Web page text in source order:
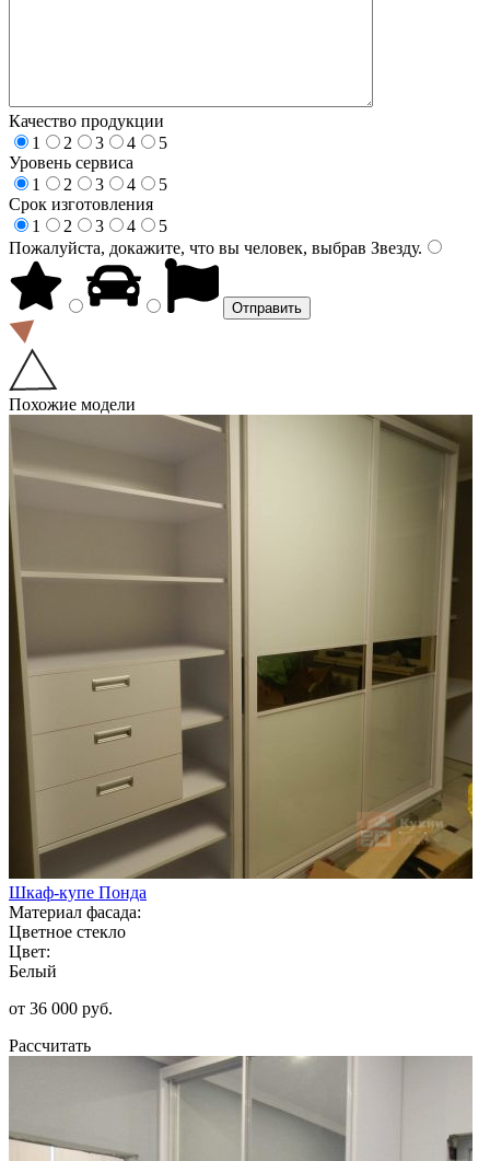
Качество продукции
1
2 3 4
5
Уровень сервиса
1
2 3 4
5
Срок изготовления
1
2 3 4
5
Пожалуйста, докажите, что вы человек, выбрав Звезду.
Похожие модели
Шкаф-купе Понда
Материал фасада:
Цветное стекло
Цвет:
Белый
от 36 000 руб.
Рассчитать